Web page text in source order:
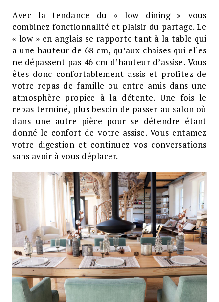
Avec la tendance du « low dining » vous
combinez fonctionnalité et plaisir du partage. Le
« low » en anglais se rapporte tant à la table qui
a une hauteur de 68 cm, qu’aux chaises qui elles
ne dépassent pas 46 cm d’hauteur d’assise. Vous
êtes donc confortablement assis et profitez de
votre repas de famille ou entre amis dans une
atmosphère propice à la détente. Une fois le
repas terminé, plus besoin de passer au salon où
dans une autre pièce pour se détendre étant
donné le confort de votre assise. Vous entamez
votre digestion et continuez vos conversations
sans avoir à vous déplacer.